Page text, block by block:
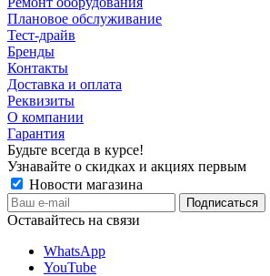
Плановое обслуживание
Тест-драйв
Бренды
Контакты
Доставка и оплата
Реквизиты
О компании
Гарантия
Будьте всегда в курсе!
Узнавайте о скидках и акциях первым
Новости магазина
Оставайтесь на связи
WhatsApp
YouTube